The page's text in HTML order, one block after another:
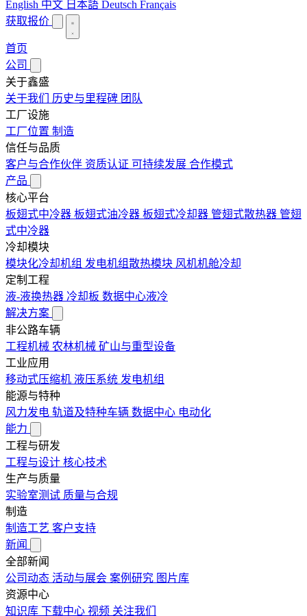
English 中文 日本語 Deutsch Français
获取报价
首页
公司
关于鑫盛
关于我们 历史与里程碑 团队
工厂设施
工厂位置 制造
信任与品质
客户与合作伙伴 资质认证 可持续发展 合作模式
产品
核心平台
板翅式中冷器 板翅式油冷器 板翅式冷却器 管翅式散热器 管翅
式中冷器
冷却模块
模块化冷却机组 发电机组散热模块 风机机舱冷却
定制工程
液-液换热器 冷却板 数据中心液冷
解决方案
非公路车辆
工程机械 农林机械 矿山与重型设备
工业应用
移动式压缩机 液压系统 发电机组
能源与特种
风力发电 轨道及特种车辆 数据中心 电动化
能力
工程与研发
工程与设计 核心技术
生产与质量
实验室测试 质量与合规
制造
制造工艺 客户支持
新闻
全部新闻
公司动态 活动与展会 案例研究 图片库
资源中心
知识库 下载中心 视频 关注我们